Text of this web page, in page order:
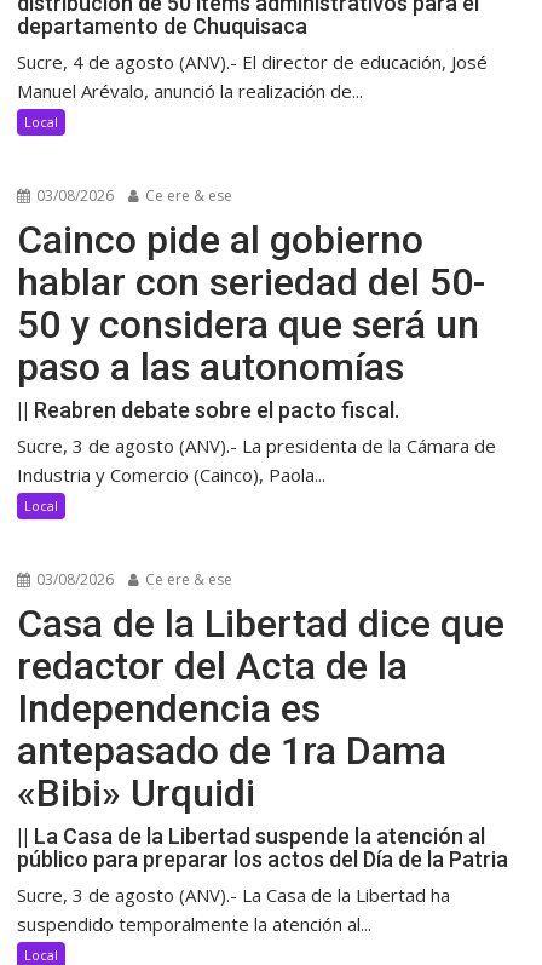
departamento de Chuquisaca
Sucre, 4 de agosto (ANV).- El director de educación, José
Manuel Arévalo, anunció la realización de...
Local
03/08/2026 Ce ere & ese
Cainco pide al gobierno
hablar con seriedad del 50-
50 y considera que será un
paso a las autonomías
|| Reabren debate sobre el pacto fiscal.
Sucre, 3 de agosto (ANV).- La presidenta de la Cámara de
Industria y Comercio (Cainco), Paola...
Local
03/08/2026 Ce ere & ese
Casa de la Libertad dice que
redactor del Acta de la
Independencia es
antepasado de 1ra Dama
«Bibi» Urquidi
|| La Casa de la Libertad suspende la atención al
público para preparar los actos del Día de la Patria
Sucre, 3 de agosto (ANV).- La Casa de la Libertad ha
suspendido temporalmente la atención al...
Local